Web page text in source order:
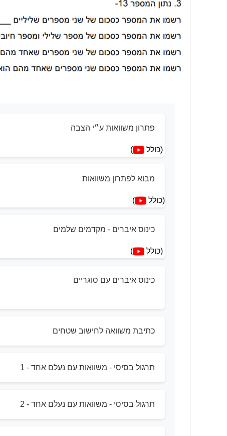
פתרון משוואות ע״י הצבה
(כולל )
מבוא לפתרון משוואות
(כולל )
כינוס איברים - מקדמים שלמים
(כולל )
כינוס איברים עם סוגריים
כתיבת משוואה לחישוב שטחים
תרגול בסיסי - משוואות עם נעלם אחד - 1
תרגול בסיסי - משוואות עם נעלם אחד - 2